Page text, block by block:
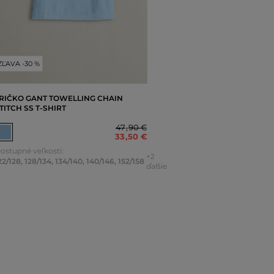
-30 %
GANT TOWELLING CHAIN
SS T-SHIRT
47,90 €
33,50 €
veľkosti:
128, 128/134, 134/140, 140/146, 152/158
+2
ďalšie